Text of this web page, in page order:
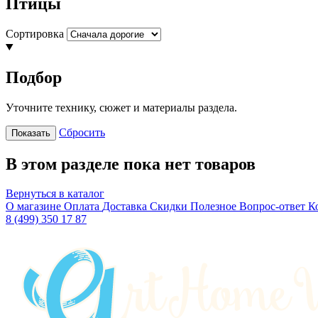
Сортировка
Подбор
Уточните технику, сюжет и материалы раздела.
Показать Сбросить
В этом разделе пока нет товаров
Вернуться в каталог
О магазине Оплата Доставка Скидки Полезное Вопрос-ответ
8 (499) 350 17 87